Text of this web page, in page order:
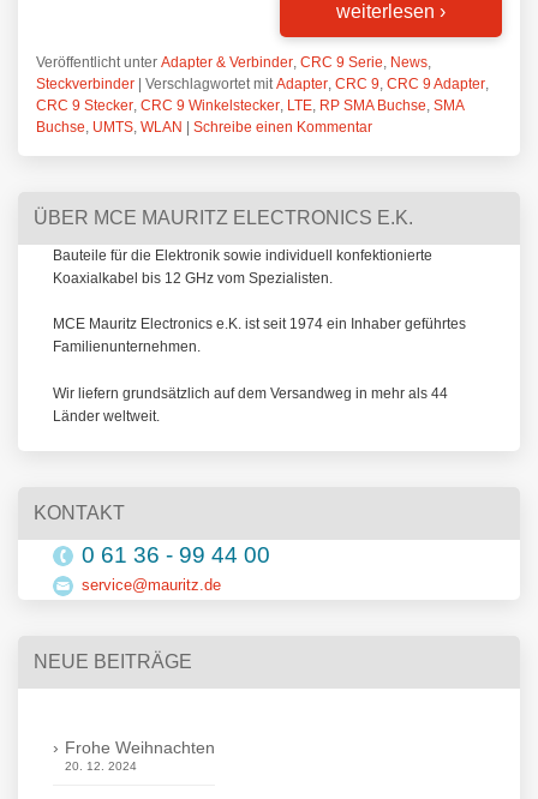
weiterlesen ›
Veröffentlicht unter Adapter & Verbinder CRC 9 Serie News
Steckverbinder | Verschlagwortet mit Adapter CRC 9 CRC 9 Adapter
CRC 9 Stecker CRC 9 Winkelstecker LTE RP SMA Buchse SMA
Buchse UMTS WLAN | Schreibe einen Kommentar
ÜBER MCE MAURITZ ELECTRONICS E.K.
Bauteile für die Elektronik sowie individuell konfektionierte
Koaxialkabel bis 12 GHz vom Spezialisten.
MCE Mauritz Electronics e.K. ist seit 1974 ein Inhaber geführtes
Familienunternehmen.
Wir liefern grundsätzlich auf dem Versandweg in mehr als 44
Länder weltweit.
KONTAKT
0 61 36 - 99 44 00
service@mauritz.de
NEUE BEITRÄGE
Frohe Weihnachten
20. 12. 2024